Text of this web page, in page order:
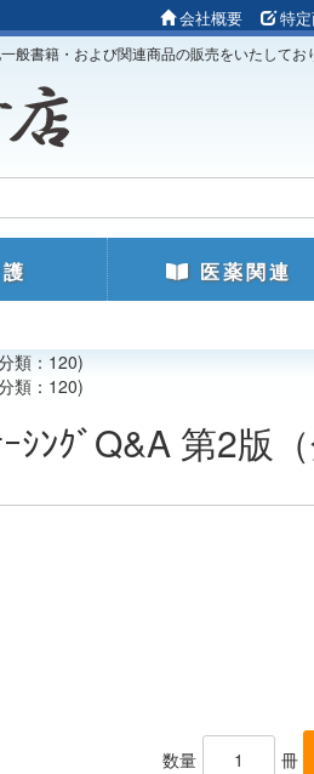
会社概要 特
書籍・および関連商品の販売をいたしてお
医薬関連
類：120)
類：120)
ｼﾝｸﾞQ&A 第2版
数量 冊